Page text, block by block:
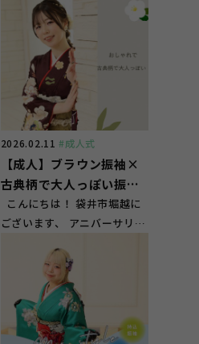
です！ ...
2026.02.11#成人式
【成人】ブラウン振袖×
古典柄で大人っぽい振袖
姿【磐田市明ケ島原】
こんにちは！ 袋井市堀越に
ございます、 アニバーサリー
です！ ...